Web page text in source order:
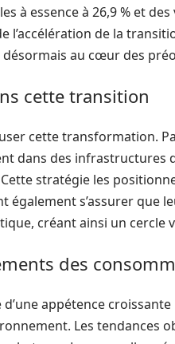
à essence à 26,9 % et
l’accélération de la
désormais au cœur des
cette transition
cette transformation.
dans des infrastructures
stratégie les
également s’assurer que
créant ainsi un cercle
des
appétence
Les tendances